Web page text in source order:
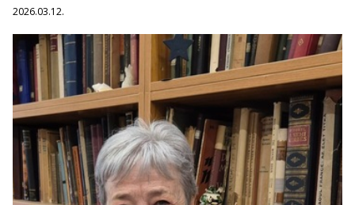
2026.03.12.